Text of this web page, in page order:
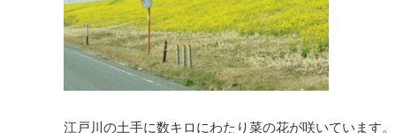
江戸川の土手に数キロにわたり菜の花が咲いています。